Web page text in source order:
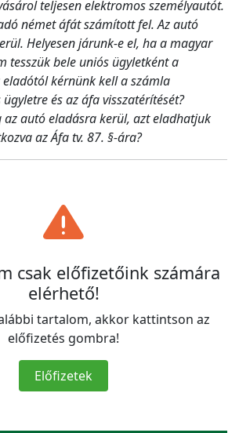
teljesen elektromos személyautót.
német áfát számított fel. Az autó
Helyesen járunk-e el, ha a magyar
tesszük bele uniós ügyletként a
eladótól kérnünk kell a számla
és az áfa visszatérítését?
az autó eladásra kerül, azt eladhatjuk
az Áfa tv. 87. §-ára?
csak előfizetőink számára
elérhető!
tartalom, akkor kattintson az
előfizetés gombra!
Előfizetek